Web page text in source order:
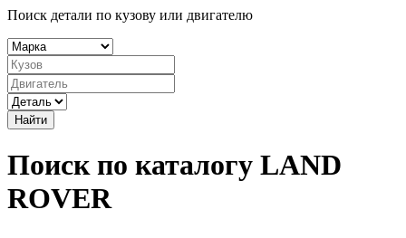
Поиск детали по кузову или двигателю
Найти
Поиск по каталогу LAND
ROVER